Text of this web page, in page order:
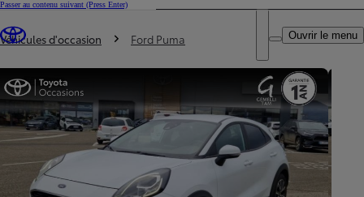
Passer au contenu suivant (Press Enter)
Trouvez un partenaire Toyota
DEALER NAME
Ouvrir le menu
Vous êtes ici
Véhicules d'occasion Ford Puma